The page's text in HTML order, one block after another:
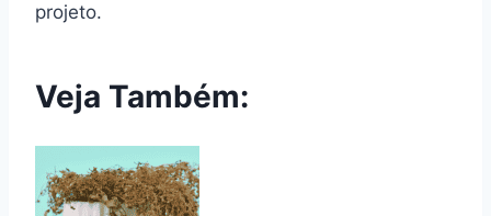
projeto.
Veja Também: